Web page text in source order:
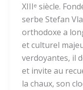
XIIIᵉ siècle.
serbe Stefan
orthodoxe a
et culturel
verdoyantes, il
et invite au
la chaux, son